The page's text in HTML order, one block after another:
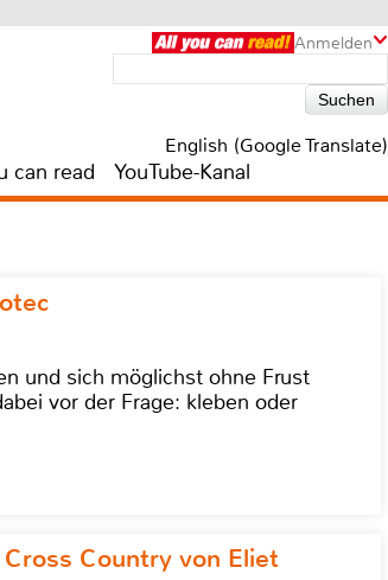
Anmelden
English (Google Translate)
can read YouTube-Kanal
und sich möglichst ohne Frust
vor der Frage: kleben oder
Country von Eliet